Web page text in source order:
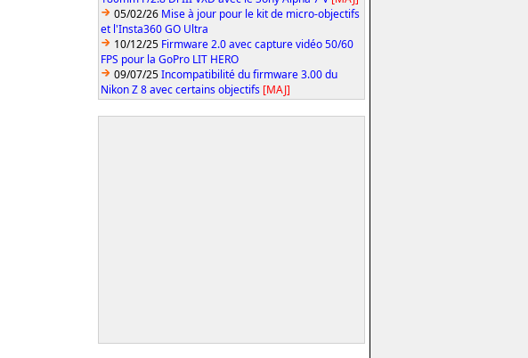
05/02/26 Mise à jour pour le kit de micro-objectifs
et l'Insta360 GO Ultra
10/12/25 Firmware 2.0 avec capture vidéo 50/60
FPS pour la GoPro LIT HERO
09/07/25Incompatibilité du firmware 3.00 du
Nikon Z 8 avec certains objectifs [MAJ]